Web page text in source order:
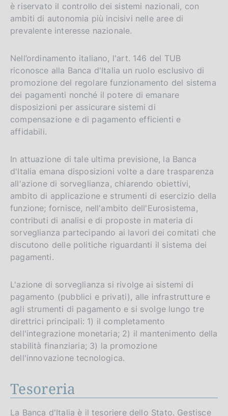
è riservato il controllo dei sistemi nazionali, con
ambiti di autonomia più incisivi nelle aree di
prevalente interesse nazionale.
Nell’ordinamento italiano, l'art. 146 del TUB
riconosce alla Banca d'Italia un ruolo esclusivo di
promozione del regolare funzionamento del sistema
dei pagamenti nonché il potere di emanare
disposizioni per assicurare sistemi di
compensazione e di pagamento efficienti e
affidabili.
In attuazione di tale ultima previsione, la Banca
d'Italia emana disposizioni volte a dare trasparenza
all'azione di sorveglianza, chiarendo obiettivi,
ambito di applicazione e strumenti di esercizio della
funzione; fornisce, nell'ambito dell'Eurosistema,
contributi di analisi e di proposte in materia di
sorveglianza partecipando ai lavori dei comitati che
discutono delle politiche riguardanti il sistema dei
pagamenti.
L'azione di sorveglianza si rivolge ai sistemi di
pagamento (pubblici e privati), alle infrastrutture e
agli strumenti di pagamento e si svolge lungo tre
direttrici principali: 1) il completamento
dell'integrazione monetaria; 2) il mantenimento della
stabilità finanziaria; 3) la promozione
dell'innovazione tecnologica.
Tesoreria
La Banca d'Italia è il tesoriere dello Stato. Gestisce